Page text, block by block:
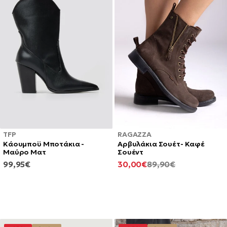
TFP
Κάουμποϋ Μποτάκια -
Μαύρο Ματ
ΚΑΝΟΝΙΚΉ
99,95€
RAGAZZA
Αρβυλάκια Σουέτ- Καφέ
Σουέντ
ΚΑΝΟΝΙΚΉ
89,90€
ΕΛΆΧΙΣΤΗ
30,00€